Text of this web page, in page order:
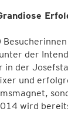
der
in der
und
wird